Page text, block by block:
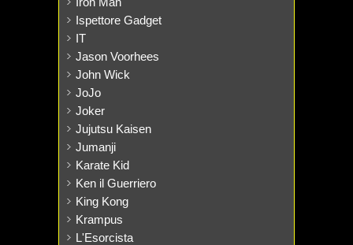
Ispettore Gadget
IT
Jason Voorhees
John Wick
JoJo
Joker
Jujutsu Kaisen
Jumanji
Karate Kid
Ken il Guerriero
King Kong
Krampus
L'Esorcista